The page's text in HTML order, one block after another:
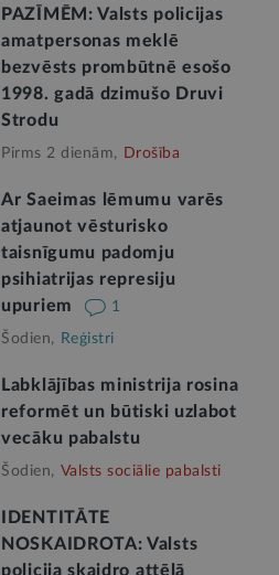
PAZĪMĒM: Valsts policijas
amatpersonas meklē
bezvēsts prombūtnē esošo
1998. gadā dzimušo Druvi
Strodu
Pirms 2 dienām, Drošība
Ar Saeimas lēmumu varēs
atjaunot vēsturisko
taisnīgumu padomju
psihiatrijas represiju
upuriem
1
Šodien, Reģistri
Labklājības ministrija rosina
reformēt un būtiski uzlabot
vecāku pabalstu
Šodien, Valsts sociālie pabalsti
IDENTITĀTE
NOSKAIDROTA: Valsts
policija skaidro attēlā